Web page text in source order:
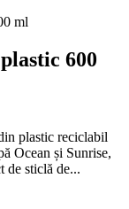
600
plastic reciclabil
Ocean și Sunrise,
de sticlă de...